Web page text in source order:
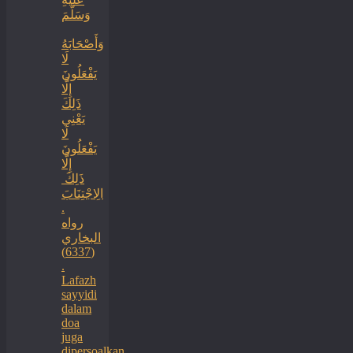
وَسَلَّمَ
‏وَأَصْحَابَهُ
لَا
يَفْعَلُونَ
إِلَّا
ذَلِكَ
‏‏يَعْنِي
لَا
يَفْعَلُونَ
إِلَّا
ذَلِكَ ‏
‏الِاجْتِنَابَ
.
رواه
البخاري
(6337)
.
Lafazh
sayyidi
dalam
doa
juga